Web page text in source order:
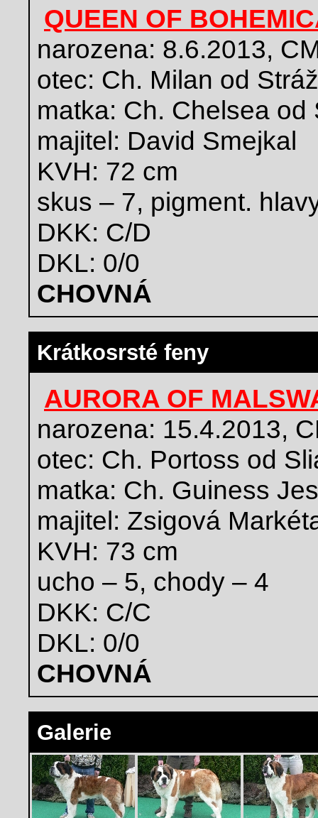
QUEEN OF
narozena: 8.6.2013,
otec: Ch. Milan od
matka: Ch. Chelsea od
majitel: David Smejkal
KVH: 72 cm
skus – 7, pigment.
DKK: C/D
DKL: 0/0
CHOVNÁ
Krátkosrsté feny
AURORA OF
narozena: 15.4.2013,
otec: Ch. Portoss od
matka: Ch. Guiness
majitel: Zsigová
KVH: 73 cm
ucho – 5, chody – 4
DKK: C/C
DKL: 0/0
CHOVNÁ
Galerie